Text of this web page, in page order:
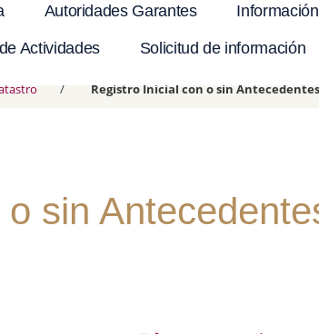
Autoridades Garantes
Actividades Solicitud de información
Registro Inicial con o sin Antecedentes
sin